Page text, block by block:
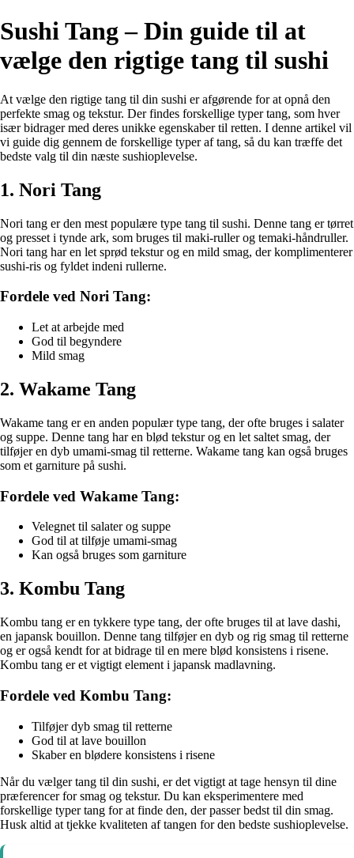
Sushi Tang – Din guide til at
vælge den rigtige tang til sushi
At vælge den rigtige tang til din sushi er afgørende for at opnå den
perfekte smag og tekstur. Der findes forskellige typer tang, som hver
især bidrager med deres unikke egenskaber til retten. I denne artikel vil
vi guide dig gennem de forskellige typer af tang, så du kan træffe det
bedste valg til din næste sushioplevelse.
1. Nori Tang
Nori tang er den mest populære type tang til sushi. Denne tang er tørret
og presset i tynde ark, som bruges til maki-ruller og temaki-håndruller.
Nori tang har en let sprød tekstur og en mild smag, der komplimenterer
sushi-ris og fyldet indeni rullerne.
Fordele ved Nori Tang:
Let at arbejde med
God til begyndere
Mild smag
2. Wakame Tang
Wakame tang er en anden populær type tang, der ofte bruges i salater
og suppe. Denne tang har en blød tekstur og en let saltet smag, der
tilføjer en dyb umami-smag til retterne. Wakame tang kan også bruges
som et garniture på sushi.
Fordele ved Wakame Tang:
Velegnet til salater og suppe
God til at tilføje umami-smag
Kan også bruges som garniture
3. Kombu Tang
Kombu tang er en tykkere type tang, der ofte bruges til at lave dashi,
en japansk bouillon. Denne tang tilføjer en dyb og rig smag til retterne
og er også kendt for at bidrage til en mere blød konsistens i risene.
Kombu tang er et vigtigt element i japansk madlavning.
Fordele ved Kombu Tang:
Tilføjer dyb smag til retterne
God til at lave bouillon
Skaber en blødere konsistens i risene
Når du vælger tang til din sushi, er det vigtigt at tage hensyn til dine
præferencer for smag og tekstur. Du kan eksperimentere med
forskellige typer tang for at finde den, der passer bedst til din smag.
Husk altid at tjekke kvaliteten af tangen for den bedste sushioplevelse.